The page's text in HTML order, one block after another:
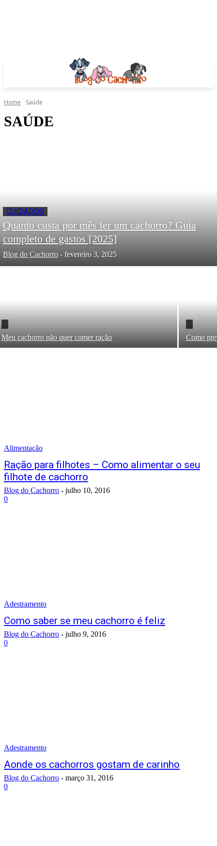
Home Saúde
SAÚDE
CUIDADOS
Quanto custa por mês ter um cachorro? Guia
completo de gastos [2025]
Blog do Cachorro - fevereiro 3, 2025
Meu cachorro não quer comer ração Como
Alimentação
Ração para filhotes – Como alimentar o seu
filhote de cachorro
Blog do Cachorro - julho 10, 2016
0
Adestramento
Como saber se meu cachorro é feliz
Blog do Cachorro - julho 9, 2016
0
Adestramento
Aonde os cachorros gostam de carinho
Blog do Cachorro - março 31, 2016
0